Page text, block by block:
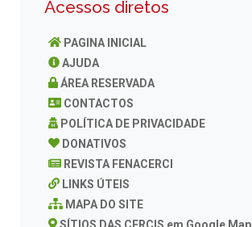
Acessos diretos
PAGINA INICIAL
AJUDA
ÁREA RESERVADA
CONTACTOS
POLÍTICA DE PRIVACIDADE
DONATIVOS
REVISTA FENACERCI
LINKS ÚTEIS
MAPA DO SITE
SÍTIOS DAS CERCIS em Google Map